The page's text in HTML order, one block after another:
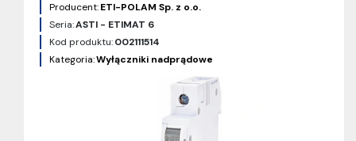
Producent:ETI-POLAM Sp. z o.o.
Seria:ASTI - ETIMAT 6
Kod produktu:002111514
Kategoria:Wyłączniki nadprądowe